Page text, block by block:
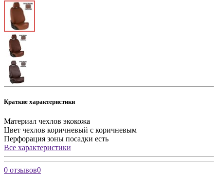
Краткие характеристики
Материал чехлов экокожа
Цвет чехлов коричневый с коричневым
Перфорация зоны посадки есть
Все характеристики
0 отзывов0